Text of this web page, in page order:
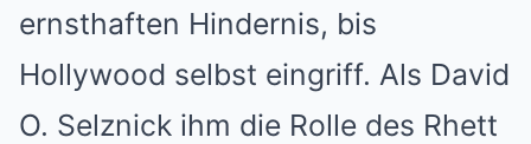
ernsthaften Hindernis, bis
Hollywood selbst eingriff. Als David
O. Selznick ihm die Rolle des Rhett